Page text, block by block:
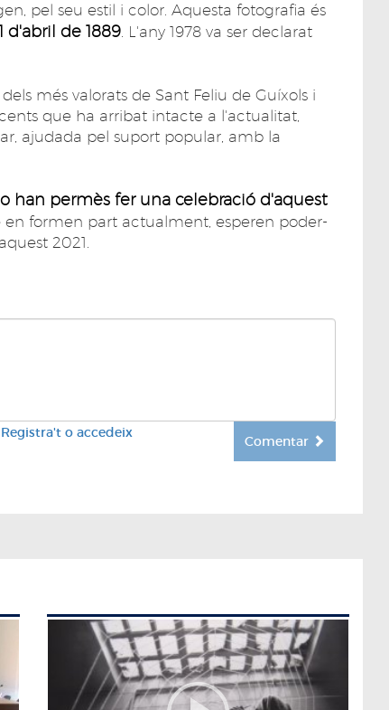
pel seu estil i color. Aquesta fotografia és
d'abril de 1889. L'any 1978 va ser declarat
més valorats de Sant Feliu de Guíxols i
que ha arribat intacte a l'actualitat,
ajudada pel suport popular, amb la
han permès fer una celebració d'aquest
en formen part actualment, esperen poder-
2021.
Registra't o accedeix
Comentar